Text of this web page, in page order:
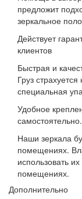
предложит
зеркальное
Действует
клиентов
Быстрая и
Груз
специальная
Удобное
самостоятельно.
Наши зеркала
помещениях.
использовать
помещениях.
Дополнительно